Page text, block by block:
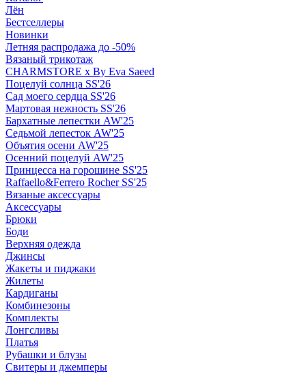
Лён
Бестселлеры
Новинки
Летняя распродажа до -50%
Вязаный трикотаж
CHARMSTORE х By Eva Saeed
Поцелуй солнца SS'26
Сад моего сердца SS'26
Мартовая нежность SS'26
Бархатные лепестки AW'25
Седьмой лепесток AW'25
Объятия осени AW'25
Осенний поцелуй AW'25
Принцесса на горошине SS'25
Raffaello&Ferrero Rocher SS'25
Вязаные аксессуары
Аксессуары
Брюки
Боди
Верхняя одежда
Джинсы
Жакеты и пиджаки
Жилеты
Кардиганы
Комбинезоны
Комплекты
Лонгсливы
Платья
Рубашки и блузы
Свитеры и джемперы